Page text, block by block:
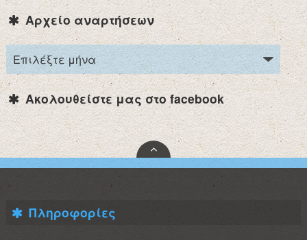
Αρχείο αναρτήσεων
Ακολουθείστε μας στο facebook
Πληροφορίες